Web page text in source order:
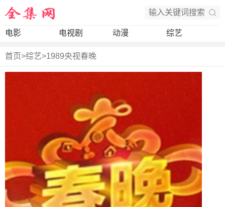
电影 电视剧 动漫 综艺
首页>综艺>1989央视春晚